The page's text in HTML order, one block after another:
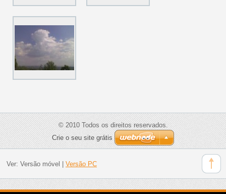
© 2010 Todos os direitos reservados.
Crie o seu site grátis
Ver: Versão móvel Versão PC